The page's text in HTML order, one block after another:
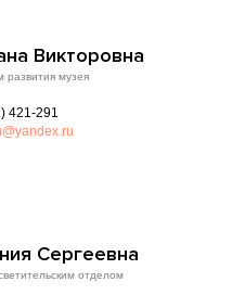
Викторовна
музея
421-291
Сергеевна
отделом